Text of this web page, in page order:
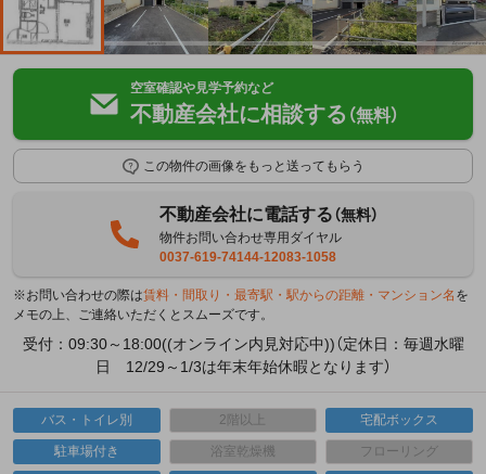
空室確認や見学予約など
不動産会社に相談する （無料）
この物件の画像をもっと送ってもらう
不動産会社に電話する（無料）
物件お問い合わせ専用ダイヤル
0037-619-74144-12083-1058
※お問い合わせの際は賃料・間取り・最寄駅・駅からの距離・マンション名 を
メモの上、ご連絡いただくとスムーズです。
受付：09:30～18:00((オンライン内見対応中))（定休日：毎週水曜
日 12/29～1/3は年末年始休暇となります）
バス・トイレ別 2階以上 宅配ボックス
駐車場付き 浴室乾燥機 フローリング